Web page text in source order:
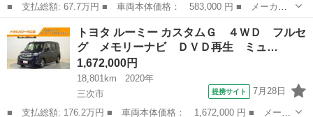
■ 支払総額: 67.7万円 ■ 車両本体価格： 583,000 円 ■ メーカー
名： トヨタ ■ 車種名： プリウス ■ グレード名： Ｓ フルセ
グ メモリーナビ ＤＶＤ再生 ミュージックプレイヤー接続可 バ
ックカメラ ...
三次市 プリウス
トヨタ ルーミー カスタムＧ ４ＷＤ フルセ
グ メモリーナビ ＤＶＤ再生 ミュ…
1,672,000円
18,801km
2020年
三次市
提携サイト 7月28日
■ 支払総額: 176.2万円 ■ 車両本体価格： 1,672,000 円 ■ メーカ